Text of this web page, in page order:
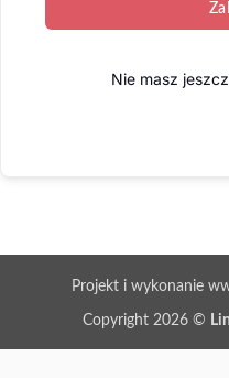
Nie masz
Projekt i wykonanie
Copyright 2026 ©